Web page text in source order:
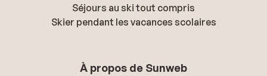
Séjours au ski tout compris
Skier pendant les vacances scolaires
À propos de Sunweb